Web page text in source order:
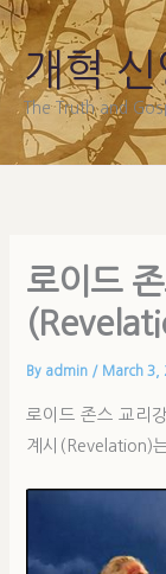
Skip
to
content
개혁 신
The Truth and
로이드
By admin / March 3,
로이드 존스 교리
계시(Revelation)